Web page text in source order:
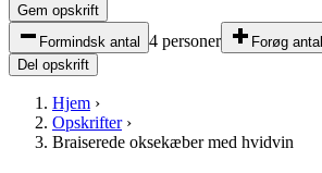
Gem opskrift
Formindsk antal
4 personer
Forøg antal
Del opskrift
Hjem ›
Opskrifter›
Braiserede oksekæber med hvidvin